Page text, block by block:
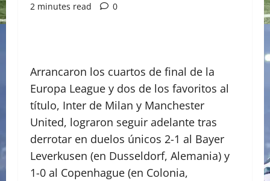
2 minutes read
0
Arrancaron los cuartos de final de la
Europa League y dos de los favoritos al
título, Inter de Milan y Manchester
United, lograron seguir adelante tras
derrotar en duelos únicos 2-1 al Bayer
Leverkusen (en Dusseldorf, Alemania) y
1-0 al Copenhague (en Colonia,